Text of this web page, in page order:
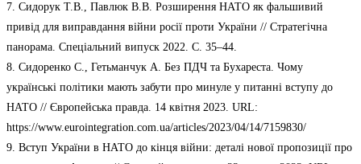
7. Сидорук Т.В., Павлюк В.В. Розширення НАТО як фальшивий
привід для виправдання війни росії проти України // Стратегічна
панорама. Спеціальний випуск 2022. С. 35–44.
8. Сидоренко С., Гетьманчук А. Без ПДЧ та Бухареста. Чому
українські політики мають забути про минуле у питанні вступу до
НАТО // Європейська правда. 14 квітня 2023. URL:
https://www.eurointegration.com.ua/articles/2023/04/14/7159830/
9. Вступ України в НАТО до кінця війни: деталі нової пропозиції про